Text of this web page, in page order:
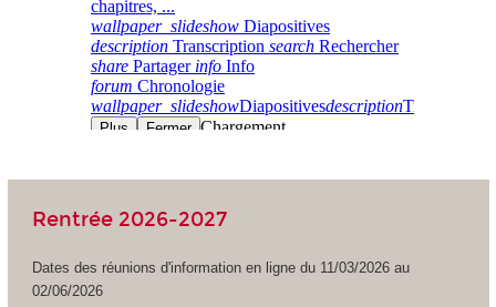
Rentrée 2026-2027
Dates des réunions d'information en ligne du 11/03/2026 au
02/06/2026